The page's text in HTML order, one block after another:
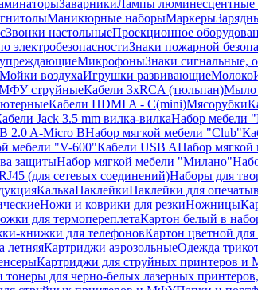
ЗаварникиЛампы люминесцентные
Маникюрные наборыМаркеры
Звонки настольныеПроекционное
электробезопасностиЗнаки пожарной
МикрофоныЗнаки сигнальные,
Мойки воздухаИгрушки развивающиеМолоко
струйныеКабели 3xRCA (тюльпан)Мыло
Кабели HDMI A - C(mini)Мясорубки
Jack 3.5 mm вилка-вилкаНабор мебели
2.0 A-Micro BНабор мягкой мебели "Club"
мебели "V-600"Кабели USB AНабор мягкой
защитыНабор мягкой мебели "Милано"
(для сетевых соединений)Наборы для
КалькаНаклейкиНаклейки для
Ножи и коврики для резкиНожницы
для термопереплетаКартон белый в
книжки для телефоновКартон цветной для
летняяКартриджи аэрозольныеОдежда
Картриджи для струйных принтеров
тонеры для черно-белых лазерных